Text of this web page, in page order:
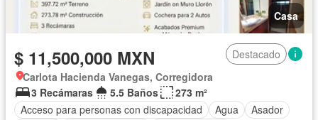
Casa
$ 11,500,000 MXN
Destacado
Carlota Hacienda Vanegas, Corregidora
3 Recámaras
5.5 Baños
273 m²
Acceso para personas con discapacidad
Agua
Asador